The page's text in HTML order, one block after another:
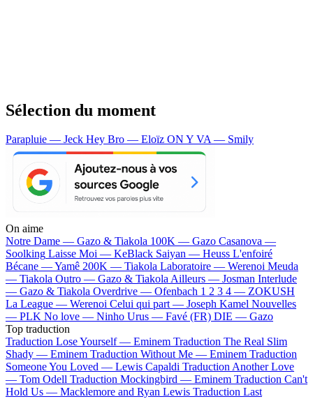
Sélection du moment
Parapluie — Jeck Hey Bro — Eloïz ON Y VA — Smily
On aime
Notre Dame — Gazo & Tiakola 100K — Gazo Casanova —
Soolking Laisse Moi — KeBlack Saiyan — Heuss L'enfoiré
Bécane —Yamê 200K — Tiakola Laboratoire — Werenoi Meuda
— Tiakola Outro — Gazo & TiakolaAilleurs — Josman Interlude
— Gazo & Tiakola Overdrive — Ofenbach 1 2 3 4 — ZOKUSH
La League — Werenoi Celui qui part — Joseph Kamel Nouvelles
— PLK No love — Ninho Urus — Favé (FR) DIE — Gazo
Top traduction
Traduction Lose Yourself — Eminem Traduction The Real Slim
Shady — Eminem Traduction Without Me — Eminem Traduction
Someone You Loved — Lewis Capaldi Traduction Another Love
— Tom Odell Traduction Mockingbird — Eminem Traduction Can't
Hold Us — Macklemore and Ryan Lewis Traduction Last